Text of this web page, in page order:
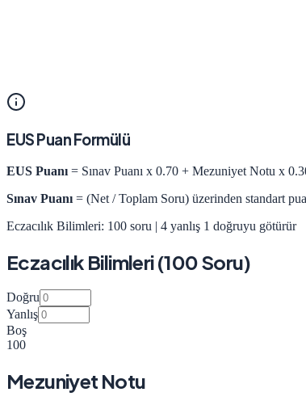
EUS Puan Formülü
EUS Puanı = Sınav Puanı x 0.70 + Mezuniyet Notu x
Sınav Puanı = (Net / Toplam Soru) üzerinden standart
Eczacılık Bilimleri: 100 soru | 4 yanlış 1 doğruyu götürür
Eczacılık Bilimleri (100 Soru)
Doğru
Yanlış
Boş
100
Mezuniyet Notu